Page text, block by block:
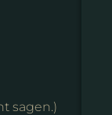
sagen.)